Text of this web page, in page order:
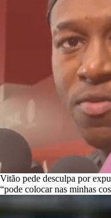
Vitão pede desculpa por
“pode colocar nas minhas